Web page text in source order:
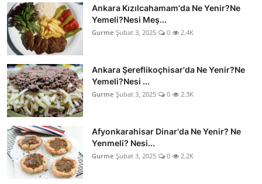
Ankara Kızılcahamam'da Ne Yenir?Ne
Yemeli?Nesi Meş...
Gurme Şubat 3, 2025 0 2.4K
Ankara Şereflikoçhisar'da Ne Yenir?Ne
Yemeli?Nesi ...
Gurme Şubat 3, 2025 0 2.3K
Afyonkarahisar Dinar'da Ne Yenir? Ne
Yenmeli? Nesi...
Gurme Şubat 3, 2025 0 2.2K